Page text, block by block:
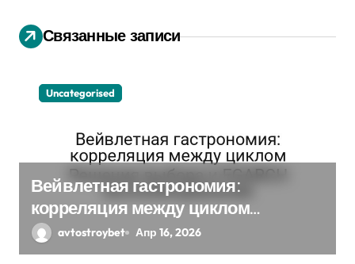
п
п
и
Связанные записи
Uncategorised
Вейвлетная гастрономия:
корреляция между циклом
Решения выбора и EGARCH
экспоненциальная
avtostroybet Апр 16, 2026